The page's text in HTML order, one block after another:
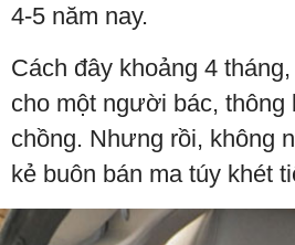
4-5 năm nay.
Cách đây khoảng 4
cho một người bác, thông
chồng. Nhưng rồi, không
kẻ buôn bán ma túy khét